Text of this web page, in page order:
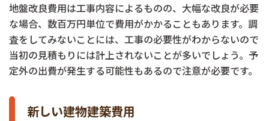
地盤改良費用は工事内容によるものの、大幅な改良が必要
な場合、数百万円単位で費用がかかることもあります。調
査をしてみないことには、工事の必要性がわからないので
当初の見積もりには計上されないことが多いでしょう。予
定外の出費が発生する可能性もあるので注意が必要です。
新しい建物建築費用